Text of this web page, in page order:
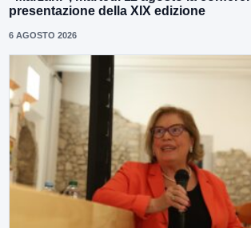
presentazione della XIX edizione
6 AGOSTO 2026